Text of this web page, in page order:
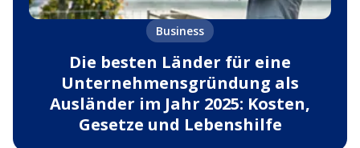
Business
Die besten Länder für eine
Unternehmensgründung als
Ausländer im Jahr 2025: Kosten,
Gesetze und Lebenshilfe